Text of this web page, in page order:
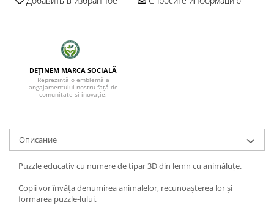
DEȚINEM MARCA SOCIALĂ
Reprezintă o emblemă a
angajamentului nostru față de
comunitate și inovație.
Oписание
Puzzle educativ cu numerede tipar 3D din lemn cu animăluțe.
Copii vor învăța denumirea animalelor, recunoașterea lor și
formarea puzzle-lului.